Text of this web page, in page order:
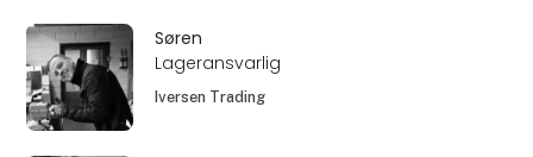
Søren
Lageransvarlig
Iversen Trading